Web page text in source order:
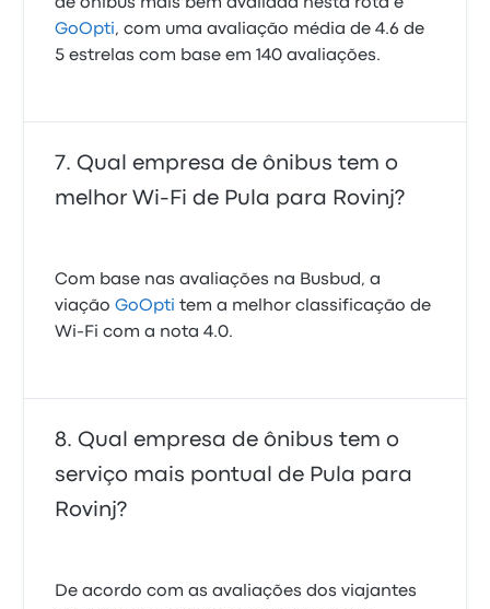
de ônibus mais bem avaliada nesta rota é
GoOpti, com uma avaliação média de 4.6 de
5 estrelas com base em 140 avaliações.
Qual empresa de ônibus tem o
melhor Wi-Fi de Pula para Rovinj?
Com base nas avaliações na Busbud, a
viaçãoGoOpti tem a melhor classificação de
Wi-Fi com a nota 4.0.
Qual empresa de ônibus tem o
serviço mais pontual de Pula para
Rovinj?
De acordo com as avaliações dos viajantes